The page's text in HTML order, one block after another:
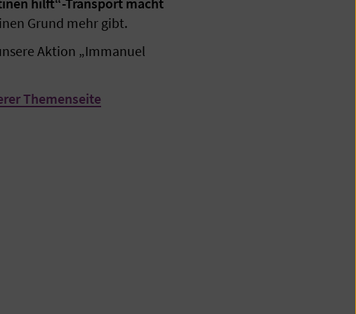
Grund mehr gibt.
Aktion „Immanuel
Themenseite